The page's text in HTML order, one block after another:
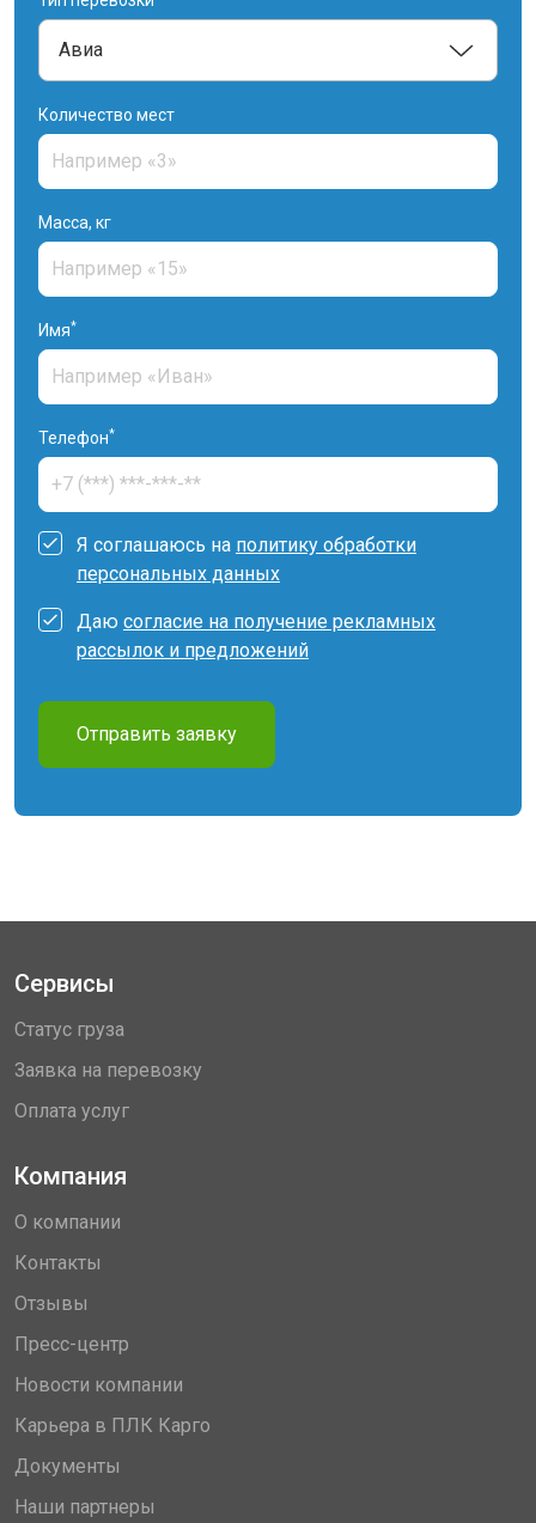
Количество мест
Масса, кг
Имя*
Телефон*
Я соглашаюсь на политику обработки
персональных данных
Даю согласие на получение рекламных
рассылок и предложений
Отправить заявку
Сервисы
Статус груза
Заявка на перевозку
Оплата услуг
Компания
О компании
Контакты
Отзывы
Пресс-центр
Новости компании
Карьера в ПЛК Карго
Документы
Наши партнеры